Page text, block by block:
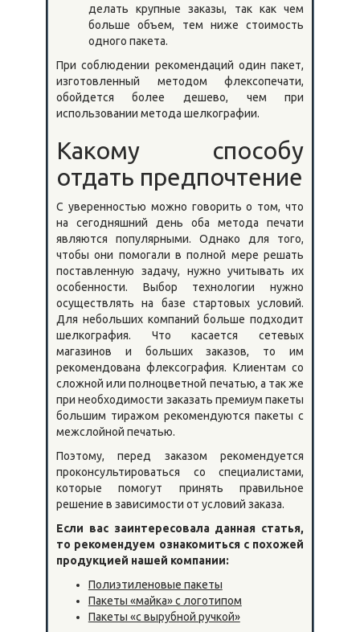
делать крупные заказы, так как чем
больше объем, тем ниже стоимость
одного пакета.
При соблюдении рекомендаций один пакет,
изготовленный методом флексопечати,
обойдется более дешево, чем при
использовании метода шелкографии.
Какому способу
отдать предпочтение
С уверенностью можно говорить о том, что
на сегодняшний день оба метода печати
являются популярными. Однако для того,
чтобы они помогали в полной мере решать
поставленную задачу, нужно учитывать их
особенности. Выбор технологии нужно
осуществлять на базе стартовых условий.
Для небольших компаний больше подходит
шелкография. Что касается сетевых
магазинов и больших заказов, то им
рекомендована флексография. Клиентам со
сложной или полноцветной печатью, а так же
при необходимости заказать премиум пакеты
большим тиражом рекомендуются пакеты с
межслойной печатью.
Поэтому, перед заказом рекомендуется
проконсультироваться со специалистами,
которые помогут принять правильное
решение в зависимости от условий заказа.
Если вас заинтересовала данная статья,
то рекомендуем ознакомиться с похожей
продукцией нашей компании:
Полиэтиленовые пакеты
Пакеты «майка» с логотипом
Пакеты «с вырубной ручкой»